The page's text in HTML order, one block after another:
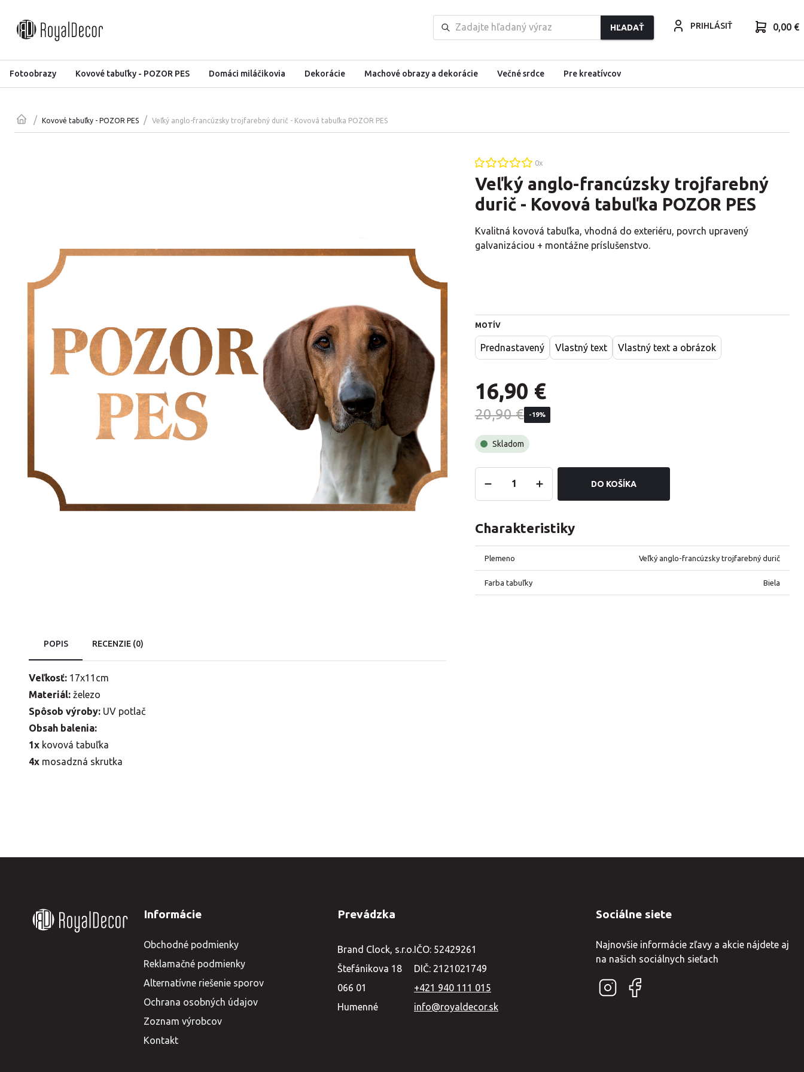
HĽADAŤ PRIHLÁSIŤ 0,00 €
Fotoobrazy Kovové tabuľky - POZOR PES Domáci miláčikovia Dekorácie Machové obrazy a dekorácie Večné srdce Pre kreatívcov
/ Kovové tabuľky - POZOR PES / Veľký anglo-francúzsky trojfarebný durič - Kovová tabuľka POZOR PES
POPIS RECENZIE (0)
Veľkosť: 17x11cm
Materiál: železo
Spôsob výroby: UV potlač
Obsah balenia:
1x kovová tabuľka
4x mosadzná skrutka
0x
Veľký anglo-francúzsky trojfarebný
durič - Kovová tabuľka POZOR PES
Kvalitná kovová tabuľka, vhodná do exteriéru, povrch upravený
galvanizáciou + montážne príslušenstvo.
MOTÍV
Prednastavený Vlastný text Vlastný text a obrázok
16,90 €
20,90 € -19%
Skladom
DO KOŠÍKA
Charakteristiky
Plemeno Veľký anglo-francúzsky trojfarebný durič
Farba tabuľky Biela
Informácie
Obchodné podmienky
Reklamačné podmienky
Alternatívne riešenie sporov
Ochrana osobných údajov
Zoznam výrobcov
Kontakt
Prevádzka
Brand Clock, s.r.o.
Štefánikova 18
066 01
Humenné
IČO: 52429261
DIČ: 2121021749
+421 940 111 015
info@royaldecor.sk
Sociálne siete
Najnovšie informácie zľavy a akcie nájdete aj
na našich sociálnych sieťach